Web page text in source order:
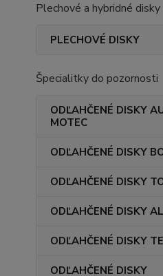
Plechové a hybridné disky
PLECHOVÉ DISKY
Špecialitky do pozornosti
ODĽAHČENÉ DISKY
MOTEC
ODĽAHČENÉ DISKY
ODĽAHČENÉ DISKY
ODĽAHČENÉ DISKY
ODĽAHČENÉ DISKY
ODĽAHČENÉ DISKY